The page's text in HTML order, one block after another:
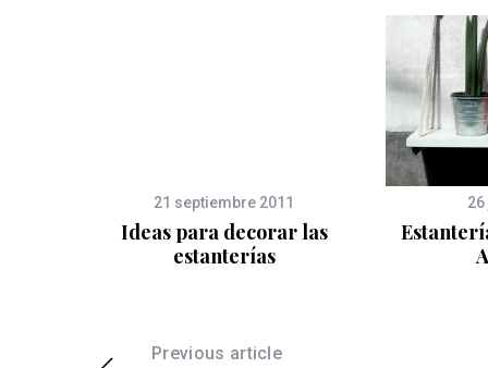
21 septiembre 2011
Ideas para decorar las
estanterías
Previous article